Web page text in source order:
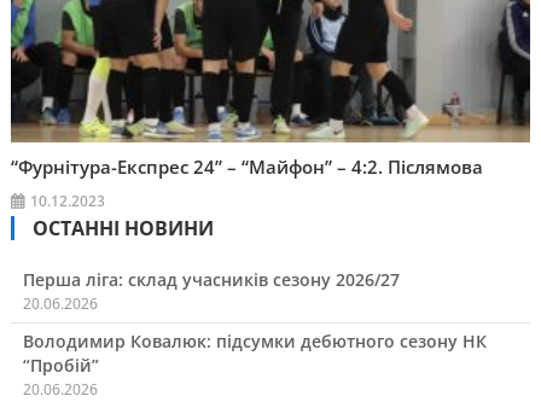
“Фурнітура-Експрес 24” – “Майфон” – 4:2. Післямова
10.12.2023
ОСТАННІ НОВИНИ
Перша ліга: склад учасників сезону 2026/27
20.06.2026
Володимир Ковалюк: підсумки дебютного сезону НК
“Пробій”
20.06.2026